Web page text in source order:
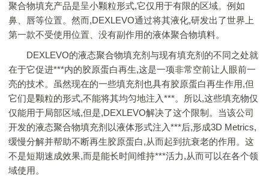
聚合物填充产品是呈小颗粒形式,它仅用于有限的区域。例如
鼻、唇等位置。然而,DEXLEVO通过将其液化,研发出了世界上
第一款不受使用位置、没有副作用的液体聚合物填料。
DEXLEVO的液态聚合物填充剂与现有填充剂的不同之处就
在于它促进***内的胶原蛋白再生,这是一项非常空前让人眼前一
亮的技术。虽然现在的一些填充剂也具有胶原蛋白再生作用,但
它们是颗粒的形式,不能将其均匀地注入***。所以,这些填充物仅
仅能用于局部区域,但是,DEXLEVO解决了这个限制。当该公司
开发的液态聚合物填充剂以液体形式注入***后,形成3D Metrics,
缓慢分解并帮助不断再生胶原蛋白,从而起到抗衰老的作用。这
不是短期速成效果,而是能长时间维持***活力,从而可以在各个领
域使用。